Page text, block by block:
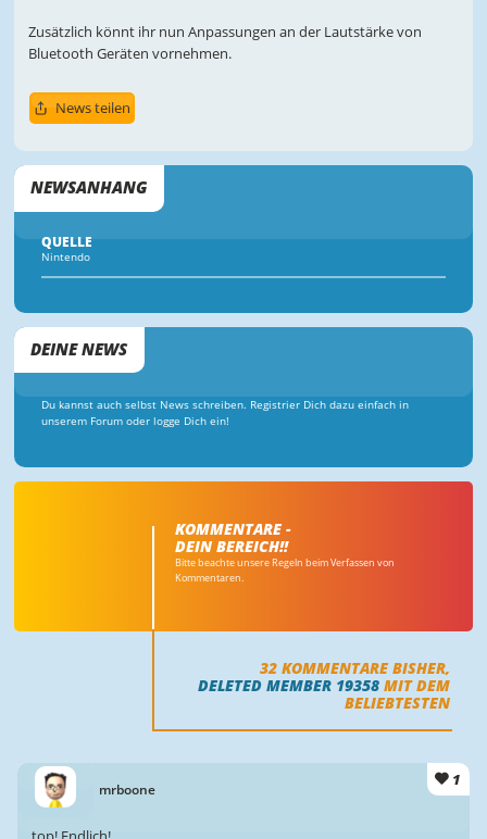
Zusätzlich könnt ihr nun Anpassungen an der Lautstärke von
Bluetooth Geräten vornehmen.
News teilen
NEWSANHANG
QUELLE
Nintendo
DEINE NEWS
Du kannst auch selbst News schreiben. Registrier Dich dazu einfach in
unserem Forum oder logge Dich ein!
KOMMENTARE -
DEIN BEREICH!!
Bitte beachte unsere Regeln beim Verfassen von
Kommentaren.
32 KOMMENTARE BISHER,
DELETED MEMBER 19358 MIT DEM
BELIEBTESTEN
mrboone
1